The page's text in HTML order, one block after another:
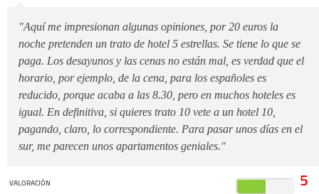
"Aquí me impresionan algunas opiniones, por 20 euros la
noche pretenden un trato de hotel 5 estrellas. Se tiene lo que se
paga. Los desayunos y las cenas no están mal, es verdad que el
horario, por ejemplo, de la cena, para los españoles es
reducido, porque acaba a las 8.30, pero en muchos hoteles es
igual. En definitiva, si quieres trato 10 vete a un hotel 10,
pagando, claro, lo correspondiente. Para pasar unos días en el
sur, me parecen unos apartamentos geniales."
VALORACIÓN 5